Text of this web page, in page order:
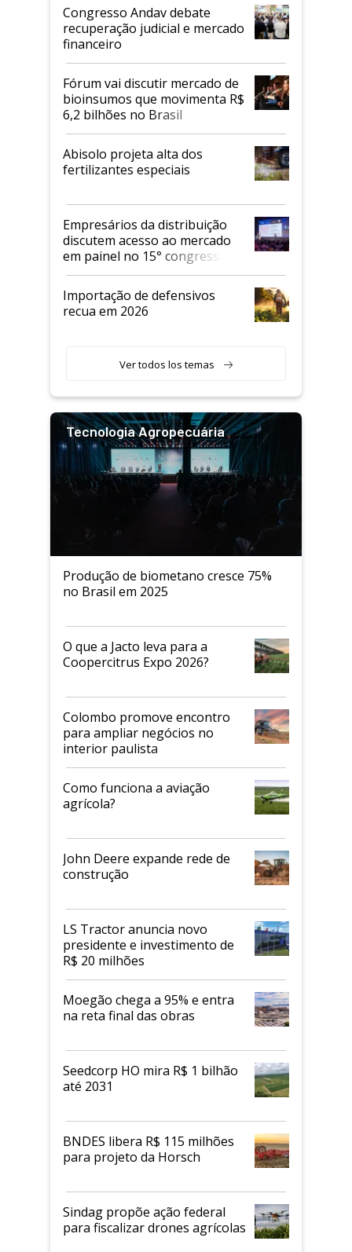
Congresso Andav debate
recuperação judicial e mercado
financeiro
Fórum vai discutir mercado de
bioinsumos que movimenta R$
6,2 bilhões no Brasil
Abisolo projeta alta dos
fertilizantes especiais
Empresários da distribuição
discutem acesso ao mercado
em painel no 15° congresso
Andav
Importação de defensivos
recua em 2026
Ver todos los temas
Tecnologia Agropecuária
Produção de biometano cresce 75%
no Brasil em 2025
O que a Jacto leva para a
Coopercitrus Expo 2026?
Colombo promove encontro
para ampliar negócios no
interior paulista
Como funciona a aviação
agrícola?
John Deere expande rede de
construção
LS Tractor anuncia novo
presidente e investimento de
R$ 20 milhões
Moegão chega a 95% e entra
na reta final das obras
Seedcorp HO mira R$ 1 bilhão
até 2031
BNDES libera R$ 115 milhões
para projeto da Horsch
Sindag propõe ação federal
para fiscalizar drones agrícolas